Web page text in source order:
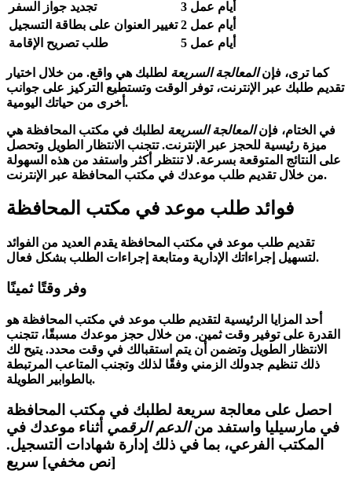
تجديد جواز السفر
3 أيام عمل
تغيير العنوان على بطاقة التسجيل
2 أيام عمل
طلب تصريح الإقامة
5 أيام عمل
كما ترى، فإنالمعالجة السريعة لطلبك هي واقع. من خلال اختيار
تقديم طلبك عبر الإنترنت، توفر الوقت وتستطيع التركيز على جوانب
أخرى من حياتك اليومية.
في الختام، فإنالمعالجة السريعة لطلبك في مكتب المحافظة هي
ميزة رئيسية للحجز عبر الإنترنت. تتجنب الانتظار الطويل وتحصل
على النتائج المتوقعة بسرعة. لا تنتظر أكثر واستفد من هذه السهولة
من خلال تقديم طلب موعدك في مكتب المحافظة عبر الإنترنت.
فوائد طلب موعد في مكتب المحافظة
تقديم طلب موعد في مكتب المحافظة يقدم العديد من الفوائد
لتسهيل إجراءاتك الإدارية ومتابعة إجراءات الطلب بشكل فعال.
وفر وقتًا ثمينًا
أحد المزايا الرئيسية لتقديم طلب موعد في مكتب المحافظة هو
القدرة على توفير وقت ثمين. من خلال حجز موعدك مسبقًا، تتجنب
الانتظار الطويل وتضمن أن يتم استقبالك في وقت محدد. يتيح لك
ذلك تنظيم جدولك الزمني وفقًا لذلك وتجنب المتاعب المرتبطة
بالطوابير الطويلة.
احصل على معالجة سريعة لطلبك في مكتب المحافظة
في مارسيليا واستفد منالدعم الرقمي أثناء موعدك في
المكتب الفرعي، بما في ذلك إدارة شهادات التسجيل.
[نص مخفي] سريع